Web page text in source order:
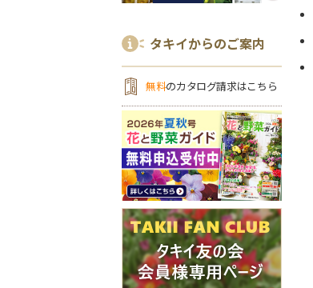
タキイからのご案内
無料のカタログ請求はこちら